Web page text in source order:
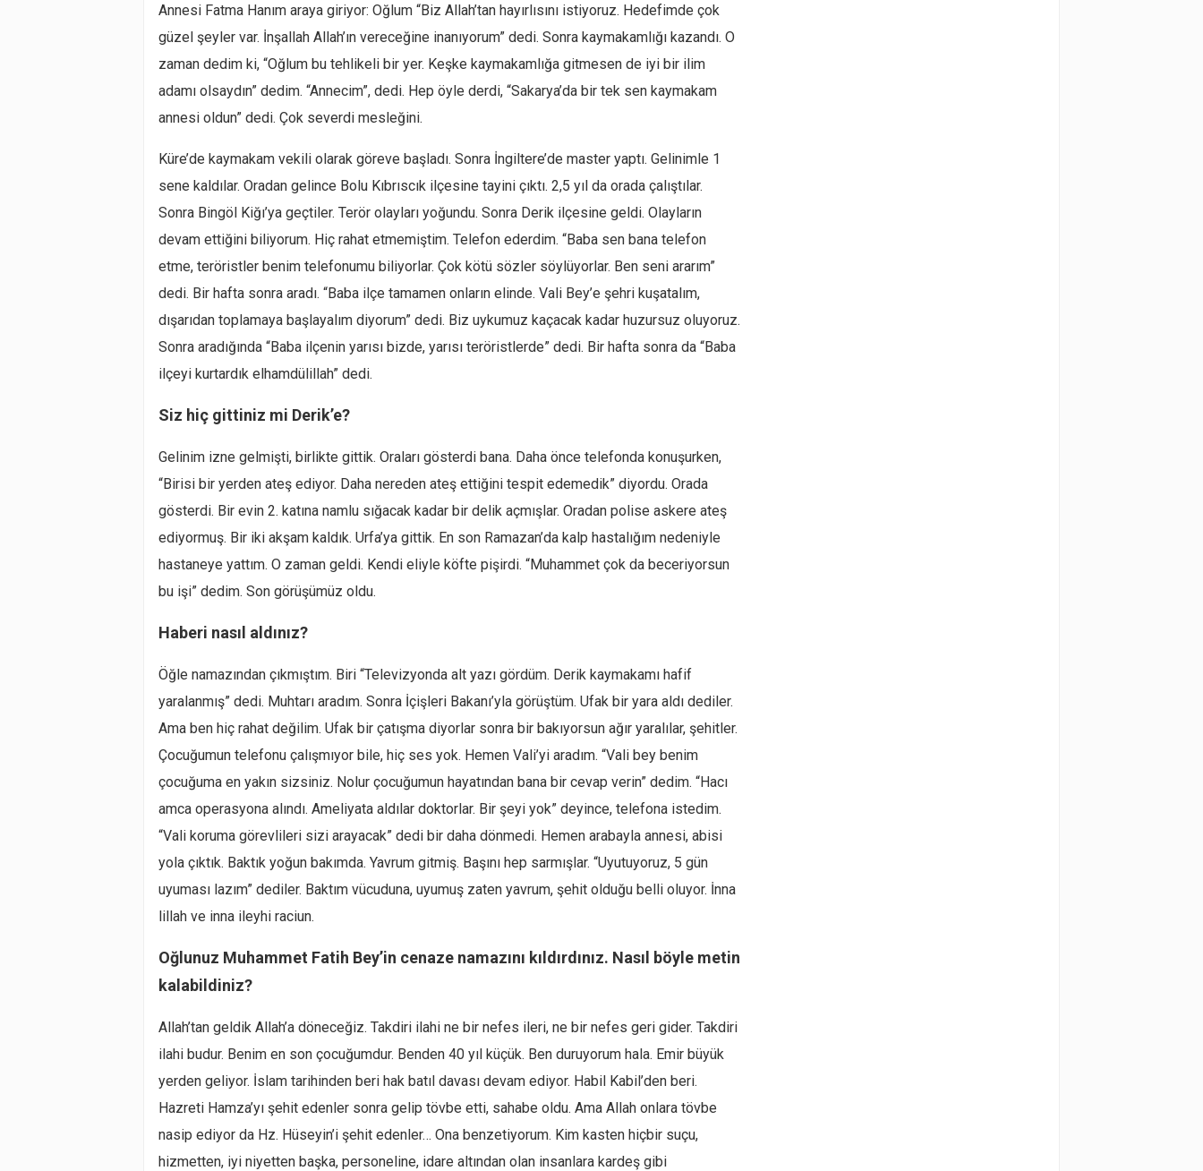
Annesi Fatma Hanım araya giriyor: Oğlum “Biz Allah’tan hayırlısını istiyoruz. Hedefimde çok
güzel şeyler var. İnşallah Allah’ın vereceğine inanıyorum” dedi. Sonra kaymakamlığı kazandı. O
zaman dedim ki, “Oğlum bu tehlikeli bir yer. Keşke kaymakamlığa gitmesen de iyi bir ilim
adamı olsaydın” dedim. “Annecim”, dedi. Hep öyle derdi, “Sakarya’da bir tek sen kaymakam
annesi oldun” dedi. Çok severdi mesleğini.
Küre’de kaymakam vekili olarak göreve başladı. Sonra İngiltere’de master yaptı. Gelinimle 1
sene kaldılar. Oradan gelince Bolu Kıbrıscık ilçesine tayini çıktı. 2,5 yıl da orada çalıştılar.
Sonra Bingöl Kiğı’ya geçtiler. Terör olayları yoğundu. Sonra Derik ilçesine geldi. Olayların
devam ettiğini biliyorum. Hiç rahat etmemiştim. Telefon ederdim. “Baba sen bana telefon
etme, teröristler benim telefonumu biliyorlar. Çok kötü sözler söylüyorlar. Ben seni ararım”
dedi. Bir hafta sonra aradı. “Baba ilçe tamamen onların elinde. Vali Bey’e şehri kuşatalım,
dışarıdan toplamaya başlayalım diyorum” dedi. Biz uykumuz kaçacak kadar huzursuz oluyoruz.
Sonra aradığında “Baba ilçenin yarısı bizde, yarısı teröristlerde” dedi. Bir hafta sonra da “Baba
ilçeyi kurtardık elhamdülillah” dedi.
Siz hiç gittiniz mi Derik’e?
Gelinim izne gelmişti, birlikte gittik. Oraları gösterdi bana. Daha önce telefonda konuşurken,
“Birisi bir yerden ateş ediyor. Daha nereden ateş ettiğini tespit edemedik” diyordu. Orada
gösterdi. Bir evin 2. katına namlu sığacak kadar bir delik açmışlar. Oradan polise askere ateş
ediyormuş. Bir iki akşam kaldık. Urfa’ya gittik. En son Ramazan’da kalp hastalığım nedeniyle
hastaneye yattım. O zaman geldi. Kendi eliyle köfte pişirdi. “Muhammet çok da beceriyorsun
bu işi” dedim. Son görüşümüz oldu.
Haberi nasıl aldınız?
Öğle namazından çıkmıştım. Biri “Televizyonda alt yazı gördüm. Derik kaymakamı hafif
yaralanmış” dedi. Muhtarı aradım. Sonra İçişleri Bakanı’yla görüştüm. Ufak bir yara aldı dediler.
Ama ben hiç rahat değilim. Ufak bir çatışma diyorlar sonra bir bakıyorsun ağır yaralılar, şehitler.
Çocuğumun telefonu çalışmıyor bile, hiç ses yok. Hemen Vali’yi aradım. “Vali bey benim
çocuğuma en yakın sizsiniz. Nolur çocuğumun hayatından bana bir cevap verin” dedim. “Hacı
amca operasyona alındı. Ameliyata aldılar doktorlar. Bir şeyi yok” deyince, telefona istedim.
“Vali koruma görevlileri sizi arayacak” dedi bir daha dönmedi. Hemen arabayla annesi, abisi
yola çıktık. Baktık yoğun bakımda. Yavrum gitmiş. Başını hep sarmışlar. “Uyutuyoruz, 5 gün
uyuması lazım” dediler. Baktım vücuduna, uyumuş zaten yavrum, şehit olduğu belli oluyor. İnna
lillah ve inna ileyhi raciun.
Oğlunuz Muhammet Fatih Bey’in cenaze namazını kıldırdınız. Nasıl böyle metin
kalabildiniz?
Allah’tan geldik Allah’a döneceğiz. Takdiri ilahi ne bir nefes ileri, ne bir nefes geri gider. Takdiri
ilahi budur. Benim en son çocuğumdur. Benden 40 yıl küçük. Ben duruyorum hala. Emir büyük
yerden geliyor. İslam tarihinden beri hak batıl davası devam ediyor. Habil Kabil’den beri.
Hazreti Hamza’yı şehit edenler sonra gelip tövbe etti, sahabe oldu. Ama Allah onlara tövbe
nasip ediyor da Hz. Hüseyin’i şehit edenler… Ona benzetiyorum. Kim kasten hiçbir suçu,
hizmetten, iyi niyetten başka, personeline, idare altından olan insanlara kardeş gibi